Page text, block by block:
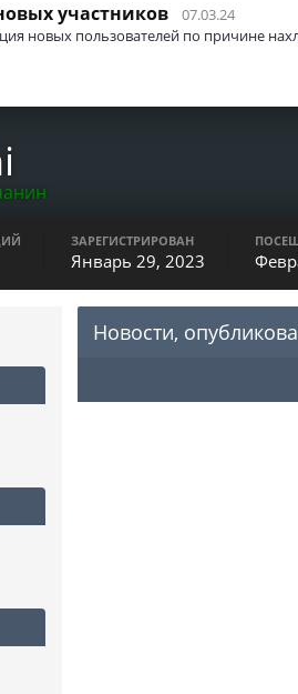
участников
07.03.24
новых пользователей по причине
ЗАРЕГИСТРИРОВАН
Январь 29, 2023
Новости,